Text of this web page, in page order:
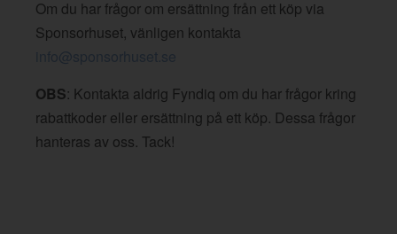
Om du har frågor om ersättning från ett köp via
Sponsorhuset, vänligen kontakta
info@sponsorhuset.se
OBS: Kontakta aldrig Fyndiq om du har frågor kring
rabattkoder eller ersättning på ett köp. Dessa frågor
hanteras av oss. Tack!